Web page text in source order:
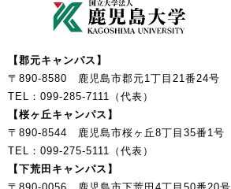
【郡元キャンパス】
〒890-8580 鹿児島市郡元1丁目21番24号
TEL：099-285-7111（代表）
【桜ヶ丘キャンパス】
〒890-8544 鹿児島市桜ヶ丘8丁目35番1号
TEL：099-275-5111（代表）
【下荒田キャンパス】